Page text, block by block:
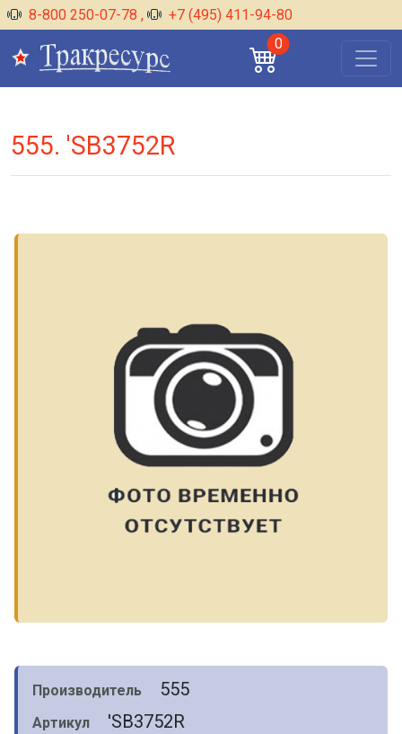
8-800 250-07-78 ,
+7 (495) 411-94-80
0
555. 'SB3752R
Производитель 555
Артикул 'SB3752R